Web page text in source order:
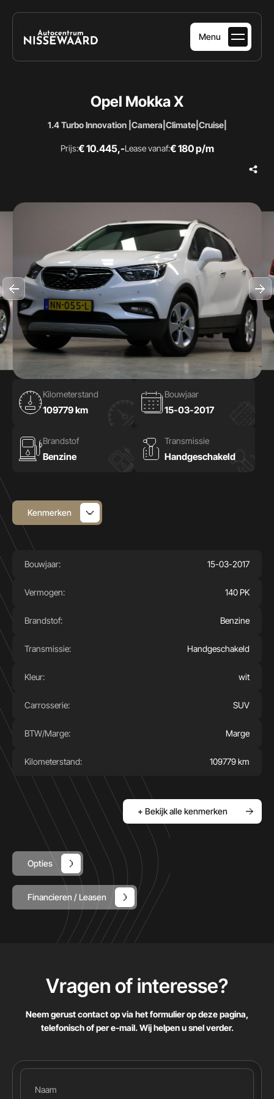
Menu
AANBOD
DIENSTEN
OVER ONS
CONTACT
Opel Mokka X
1.4 Turbo Innovation |Camera|Climate|Cruise|
Prijs:€ 10.445,-Lease vanaf:€ 180 p/m
Kilometerstand
109779 km
Bouwjaar
15-03-2017
Brandstof
Benzine
Transmissie
Handgeschakeld
Kenmerken
Bouwjaar: 15-03-2017
Vermogen: 140 PK
Brandstof: Benzine
Transmissie: Handgeschakeld
Kleur: wit
Carrosserie: SUV
BTW/Marge: Marge
Kilometerstand: 109779 km
+ Bekijk alle kenmerken
Opties
Financieren / Leasen
Vragen of interesse?
Neem gerust contact op via het formulier op deze pagina,
telefonisch of per e-mail. Wij helpen u snel verder.